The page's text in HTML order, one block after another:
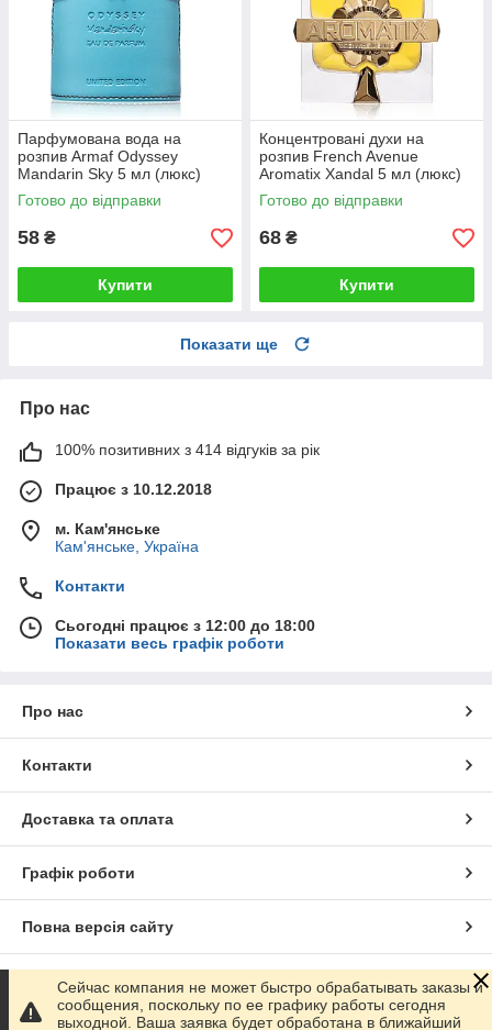
Парфумована вода на
розпив Armaf Odyssey
Mandarin Sky 5 мл (люкс)
Готово до відправки
58 ₴
Купити
Концентровані духи на
розпив French Avenue
Aromatix Xandal 5 мл (люкс)
Готово до відправки
68 ₴
Купити
Показати ще
Про нас
100% позитивних з 414 відгуків за рік
Працює з 10.12.2018
м. Кам'янське
Кам'янське, Україна
Контакти
Сьогодні працює з 12:00 до 18:00
Показати весь графік роботи
Про нас
Контакти
Доставка та оплата
Графік роботи
Повна версія сайту
Сайт створено на маркетплейсі Prom.ua
Сейчас компания не может быстро обрабатывать заказы и
сообщения, поскольку по ее графику работы сегодня
выходной. Ваша заявка будет обработана в ближайший